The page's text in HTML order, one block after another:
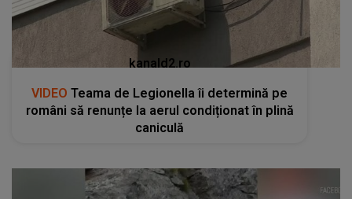
kanald2.ro
VIDEO Teama de Legionella îi determină pe
români să renunțe la aerul condiționat în plină
caniculă